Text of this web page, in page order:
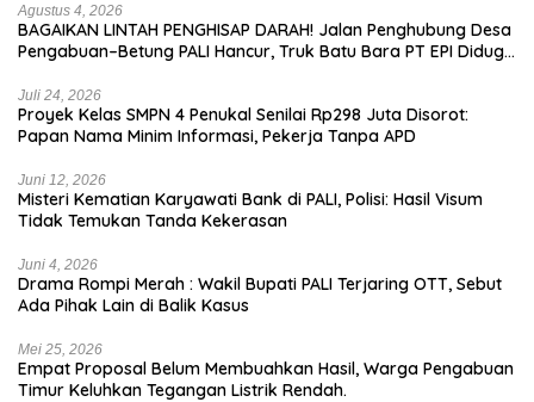
Agustus 4, 2026
BAGAIKAN LINTAH PENGHISAP DARAH! Jalan Penghubung Desa
Pengabuan–Betung PALI Hancur, Truk Batu Bara PT EPI Diduga
Juli 24, 2026
Proyek Kelas SMPN 4 Penukal Senilai Rp298 Juta Disorot:
Papan Nama Minim Informasi, Pekerja Tanpa APD
Juni 12, 2026
Misteri Kematian Karyawati Bank di PALI, Polisi: Hasil Visum
Tidak Temukan Tanda Kekerasan
Juni 4, 2026
Drama Rompi Merah : Wakil Bupati PALI Terjaring OTT, Sebut
Ada Pihak Lain di Balik Kasus
Mei 25, 2026
Empat Proposal Belum Membuahkan Hasil, Warga Pengabuan
Timur Keluhkan Tegangan Listrik Rendah.